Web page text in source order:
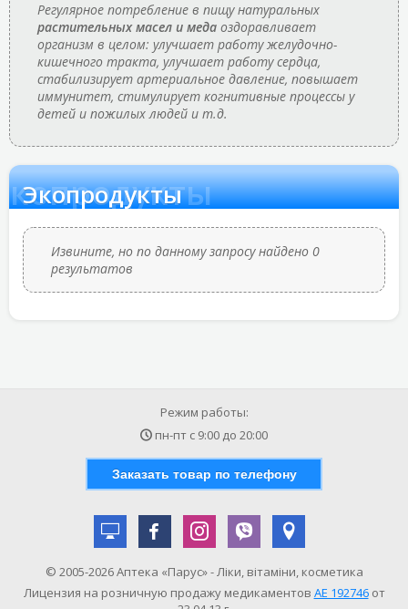
Регулярное потребление в пищу натуральных
растительных масел и меда оздоравливает
организм в целом: улучшает работу желудочно-
кишечного тракта, улучшает работу сердца,
стабилизирует артериальное давление, повышает
иммунитет, стимулирует когнитивные процессы у
детей и пожилых людей и т.д.
Экопродукты
Извините, но по данному запросу найдено 0
результатов
Режим работы:
пн-пт с 9:00 до 20:00
Заказать товар по телефону
© 2005-2026 Аптека «Парус» - Ліки, вітаміни, косметика
Лицензия на розничную продажу медикаментов АE 192746от